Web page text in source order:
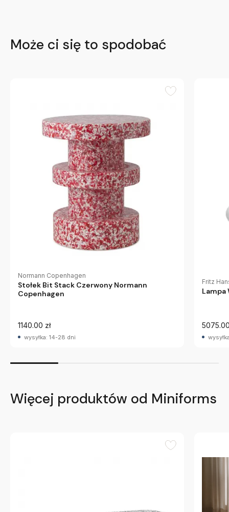
Może ci się to spodobać
Normann Copenhagen
Stołek Bit Stack Czerwony Normann
Copenhagen
1140.00 zł
wysyłka: 14-28 dni
Fritz
Lampa
Więcej produktów od Miniforms